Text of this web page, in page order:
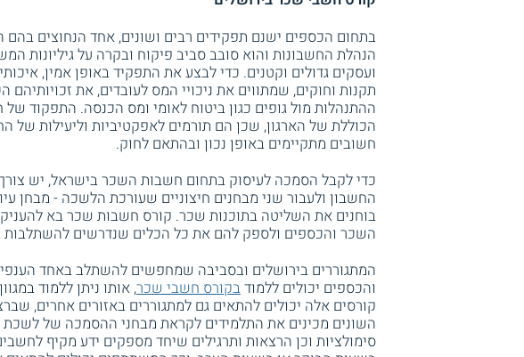
בתחום הכספים ישנם תפקידים רבים ושונים, אחד הנחוצים
הנהלת החשבונות והוא סובב סביב פיקוח ובקרה על גיליונות
ועסקים גדולים וקטנים. כדי לבצע את התפקיד באופן אמין,
תקנות וחוקים, שמתווים את ניכויי המס לעובדים, את זכויותיהם
ההתנהלות מול גופים כגון ביטוח לאומי ומס הכנסה. התפקוד
הכוללת של הארגון, שכן הם תורמים לאפקטיביות וליעילות של
חשובים מתקיימים באופן נכון ובהתאם לחוק.
כדי לקבל הסמכה לעיסוק בתחום חשבות השכר בישראל, יש
החשבון ולעבור שני מבחנים חיצוניים שעורכת הלשכה - מבחן
בוחנים את השליטה בתוכנות שכר. קורס חשבות שכר בא להעניק
השכר והכספים ולספק להם את כל הכלים שנדרשים להשתלבות
המתגוררים בירושלים ובסביבה שמחפשים להשתלב באחד
והכספים יכולים ללמודבקורס חשבי שכר, אותו ניתן ללמוד
קורסים אלה יכולים להתאים גם למתגוררים באזורים אחרים,
השונים מכינים את התלמידים לקראת מבחני ההסמכה של לשכת
סימולציות וכן הרצאות ותרגילים שיחד מספקים ידע מקיף